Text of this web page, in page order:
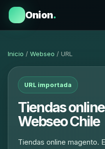
Onion.
Inicio / Webseo / URL
URL importada
Tiendas
Webseo Chile
Tiendas online magento.